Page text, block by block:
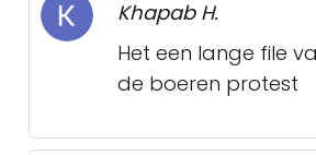
Khapab H.
Het een lange file
de boeren protest